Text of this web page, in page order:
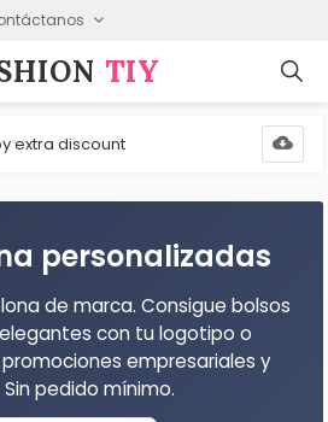
TIY
extra discount
personalizadas
de marca. Consigue bolsos
con tu logotipo o
empresariales y
pedido mínimo.